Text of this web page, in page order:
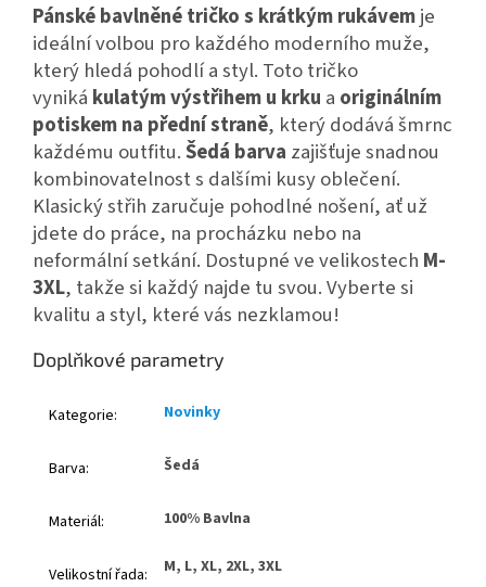
Pánské bavlněné tričko s krátkým rukávemje
ideální volbou pro každého moderního muže,
který hledá pohodlí a styl. Toto tričko
vyniká kulatým výstřihem u krku a originálním
potiskem na přední straně, který dodává šmrnc
každému outfitu.Šedá barva zajišťuje snadnou
kombinovatelnost s dalšími kusy oblečení.
Klasický střih zaručuje pohodlné nošení, ať už
jdete do práce, na procházku nebo na
neformální setkání. Dostupné ve velikostech M-
3XL, takže si každý najde tu svou. Vyberte si
kvalitu a styl, které vás nezklamou!
Doplňkové parametry
Kategorie: Novinky
Barva: Šedá
Materiál: 100% Bavlna
Velikostní řada: M, L, XL, 2XL, 3XL